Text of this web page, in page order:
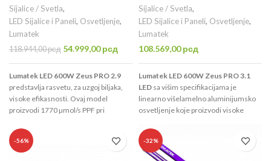
Sijalice / Svetla,
LED Sijalice i Paneli, Osvetljenje,
Lumatek
118.944,00рсд Originalna
bila:
118.944,00 рсд.
54.999,00рсд Trenutna
54.999,00 рсд.
Lumatek LED 600W Zeus PRO 2.9
predstavlja rasvetu, za uzgoj biljaka,
visoke efikasnosti. Ovaj model
proizvodi 1770 µmol/s PPF pri
konstrukcije) od 2,9 µmol / J. Idealan
je za uzgajanje na površini od 1,5 x
Sijalice / Svetla,
LED Sijalice i Paneli, Osvetljenje,
Lumatek
108.569,00рсд
Lumatek LED 600W Zeus PRO 3.1
LED sa višim specifikacijama je
linearno višelamelno aluminijumsko
osvetljenje koje proizvodi visoke
fotonsku efikasnost od 3.1 µmol/J.
Kako se tehnologija dioda stalno
inovira, LUMATEK je sada poboljšao
-56% -32%